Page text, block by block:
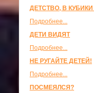
ДЕТСТВО, В
Подробнее...
ДЕТИ ВИДЯТ
Подробнее...
НЕ РУГАЙТЕ ДЕТЕЙ!
Подробнее...
ПОСМЕЯЛСЯ?